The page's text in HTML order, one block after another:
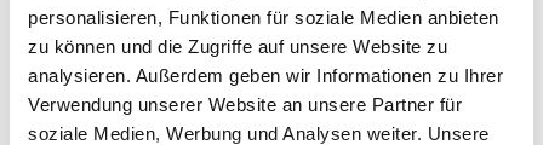
personalisieren, Funktionen für soziale Medien anbieten
zu können und die Zugriffe auf unsere Website zu
analysieren. Außerdem geben wir Informationen zu Ihrer
Verwendung unserer Website an unsere Partner für
soziale Medien, Werbung und Analysen weiter. Unsere